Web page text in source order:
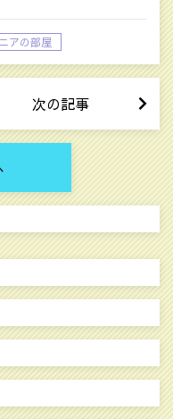
アの部屋
次の記事